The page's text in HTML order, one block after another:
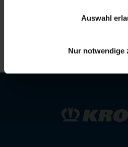
Auswahl
Nur notwendige